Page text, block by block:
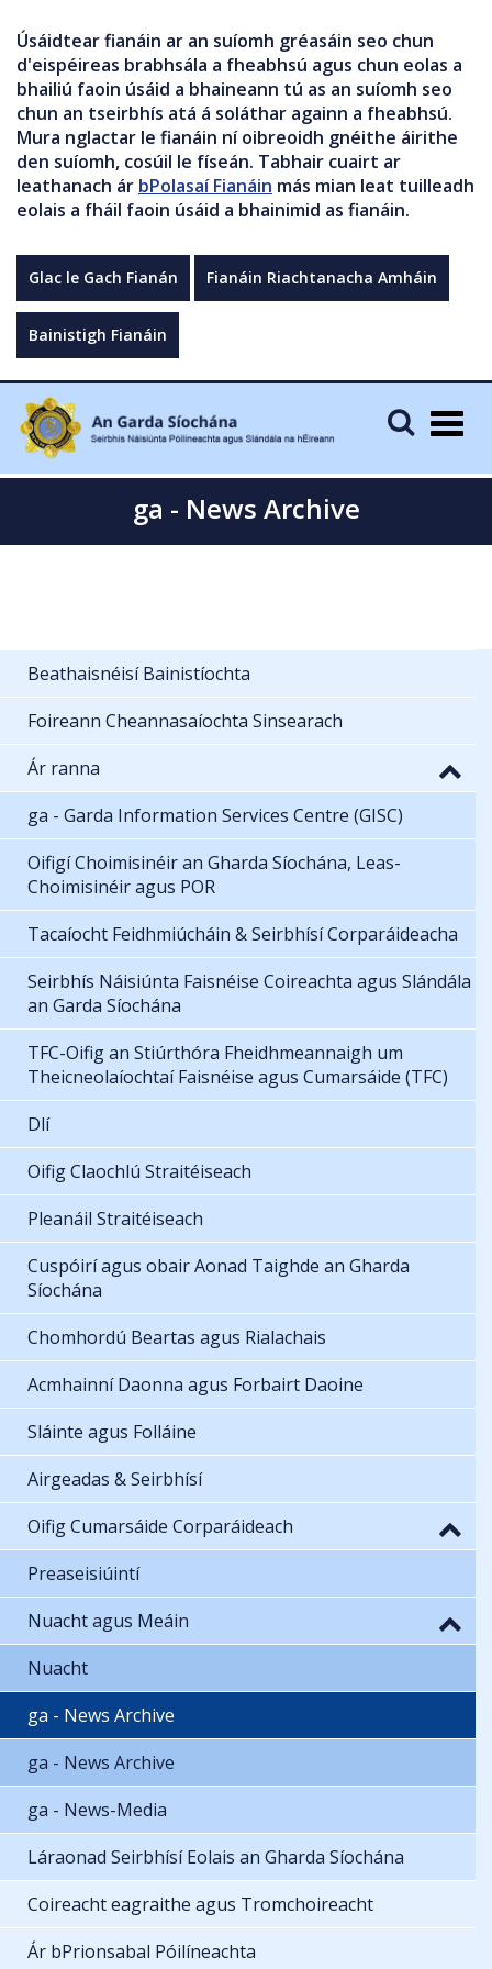
Úsáidtear fianáin ar an suíomh gréasáin seo chun
d'eispéireas brabhsála a fheabhsú agus chun eolas a
bhailiú faoin úsáid a bhaineann tú as an suíomh seo
chun an tseirbhís atá á soláthar againn a fheabhsú.
Mura nglactar le fianáin ní oibreoidh gnéithe áirithe
den suíomh, cosúil le físeán. Tabhair cuairt ar
leathanach ár bPolasaí Fianáin más mian leat tuilleadh
eolais a fháil faoin úsáid a bhainimid as fianáin.
Glac le Gach Fianán Fianáin Riachtanacha Amháin
Bainistigh Fianáin
ga - News Archive
Beathaisnéisí Bainistíochta
Foireann Cheannasaíochta Sinsearach
Ár ranna
ga - Garda Information Services Centre (GISC)
Oifigí Choimisinéir an Gharda Síochána, Leas-
Choimisinéir agus POR
Tacaíocht Feidhmiúcháin & Seirbhísí Corparáideacha
Seirbhís Náisiúnta Faisnéise Coireachta agus Slándála
an Garda Síochána
TFC-Oifig an Stiúrthóra Fheidhmeannaigh um
Theicneolaíochtaí Faisnéise agus Cumarsáide (TFC)
Dlí
Oifig Claochlú Straitéiseach
Pleanáil Straitéiseach
Cuspóirí agus obair Aonad Taighde an Gharda
Síochána
Chomhordú Beartas agus Rialachais
Acmhainní Daonna agus Forbairt Daoine
Sláinte agus Folláine
Airgeadas & Seirbhísí
Oifig Cumarsáide Corparáideach
Preaseisiúintí
Nuacht agus Meáin
Nuacht
ga - News Archive
ga - News Archive
ga - News-Media
Láraonad Seirbhísí Eolais an Gharda Síochána
Coireacht eagraithe agus Tromchoireacht
Ár bPrionsabal Póilíneachta